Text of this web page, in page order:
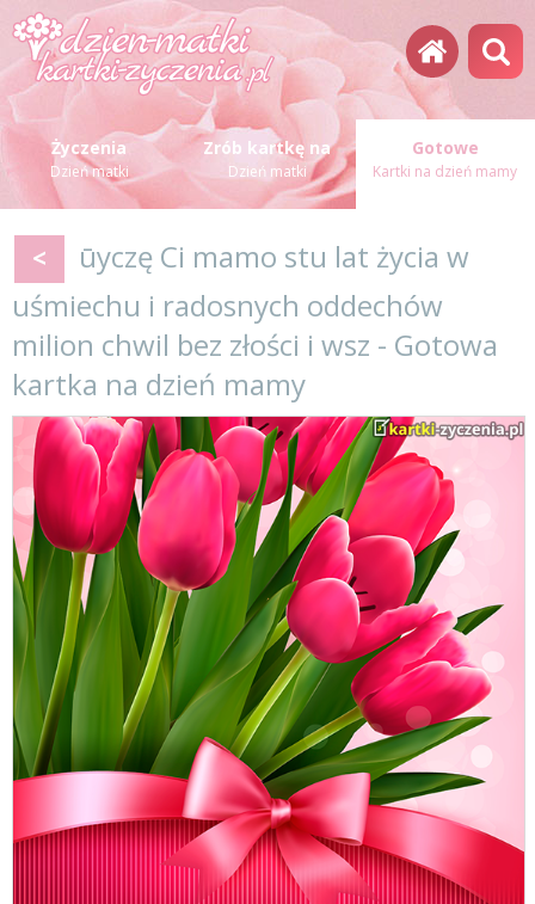
Życzenia
Dzień matki
Zrób kartkę na
Dzień matki
Gotowe
Kartki na dzień mamy
<
ūyczę Ci mamo stu lat życia w
uśmiechu i radosnych oddechów
milion chwil bez złości i wsz - Gotowa
kartka na dzień mamy